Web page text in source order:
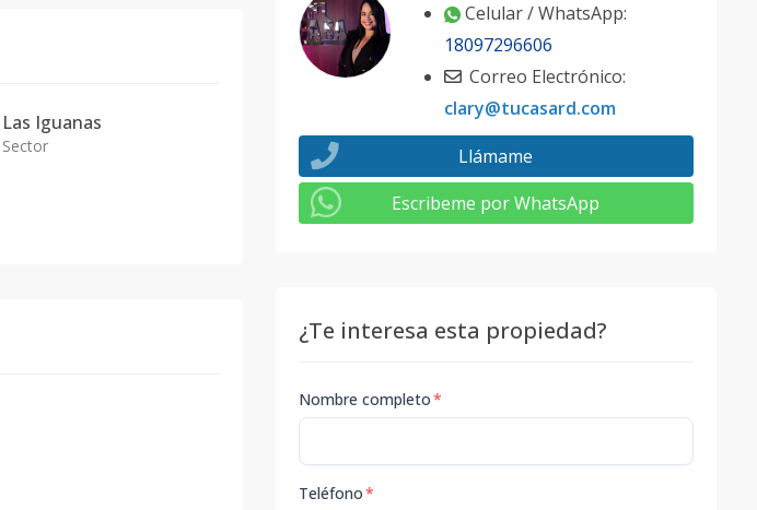
Las Iguanas
Sector
Celular / WhatsApp:
18097296606
Correo Electrónico:
clary@tucasard.com
Llámame
Escribeme por WhatsApp
¿Te interesa esta propiedad?
Nombre completo*
Teléfono*